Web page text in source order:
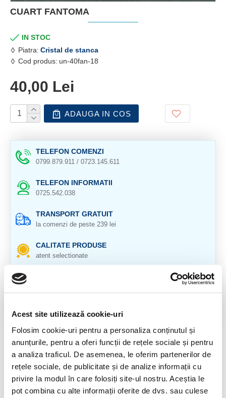
Acest site utilizează cookie-uri
Folosim cookie-uri pentru a personaliza conținutul și
anunțurile, pentru a oferi funcții de rețele sociale și pentru
a analiza traficul. De asemenea, le oferim partenerilor de
rețele sociale, de publicitate și de analize informații cu
privire la modul în care folosiți site-ul nostru. Aceștia le
pot combina cu alte informații oferite de dvs. sau culese
CUART FANTOMA
IN STOC
Piatra: Cristal de stanca
Cod produs: un-40fan-18
40,00 Lei
ADAUGA IN COS
TELEFON COMENZI
0799.879.911 / 0723.145.611
TELEFON INFORMATII
0725.542.038
TRANSPORT GRATUIT
la comenzi de peste 239 lei
CALITATE PRODUSE
atent selectionate
pentru toate produsele
DESCRIERE PRODUS
Origine: Brazilia
Cristal natural 100 %.